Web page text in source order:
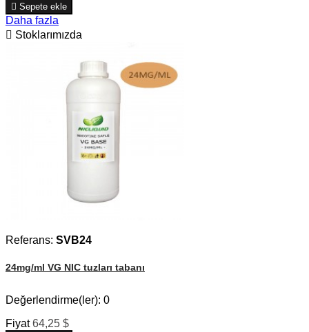
 Sepete ekle
Daha fazla
 Stoklarımızda
Referans: SVB24
24mg/ml VG NIC tuzları tabanı
Değerlendirme(ler): 0
Fiyat 64,25 $